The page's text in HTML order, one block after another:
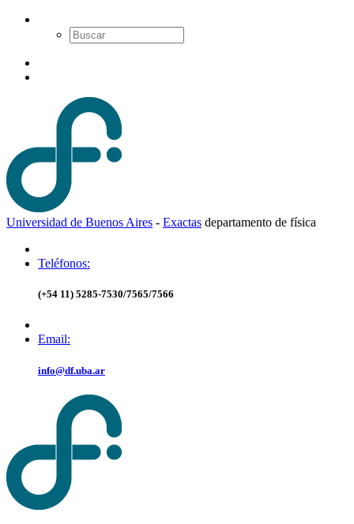
Universidad de Buenos Aires - Exactas departamento de física
Teléfonos:
(+54 11) 5285-7530/7565/7566
Email:
info@df.uba.ar